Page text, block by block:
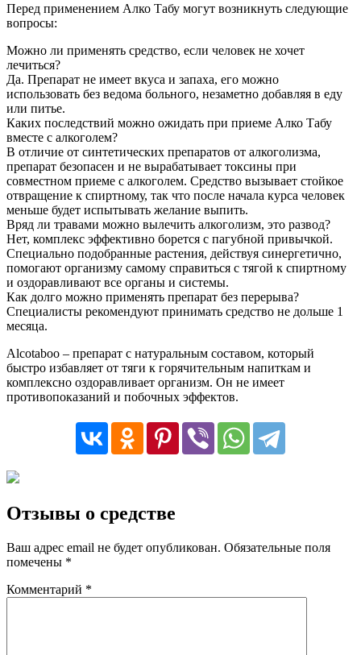
Перед применением Алко Табу могут возникнуть следующие
вопросы:
Можно ли применять средство, если человек не хочет
лечиться?
Да. Препарат не имеет вкуса и запаха, его можно
использовать без ведома больного, незаметно добавляя в еду
или питье.
Каких последствий можно ожидать при приеме Алко Табу
вместе с алкоголем?
В отличие от синтетических препаратов от алкоголизма,
препарат безопасен и не вырабатывает токсины при
совместном приеме с алкоголем. Средство вызывает стойкое
отвращение к спиртному, так что после начала курса человек
меньше будет испытывать желание выпить.
Вряд ли травами можно вылечить алкоголизм, это развод?
Нет, комплекс эффективно борется с пагубной привычкой.
Специально подобранные растения, действуя синергетично,
помогают организму самому справиться с тягой к спиртному
и оздоравливают все органы и системы.
Как долго можно применять препарат без перерыва?
Специалисты рекомендуют принимать средство не дольше 1
месяца.
Alcotaboo – препарат с натуральным составом, который
быстро избавляет от тяги к горячительным напиткам и
комплексно оздоравливает организм. Он не имеет
противопоказаний и побочных эффектов.
Отзывы о средстве
Ваш адрес email не будет опубликован. Обязательные поля
помечены *
Комментарий *